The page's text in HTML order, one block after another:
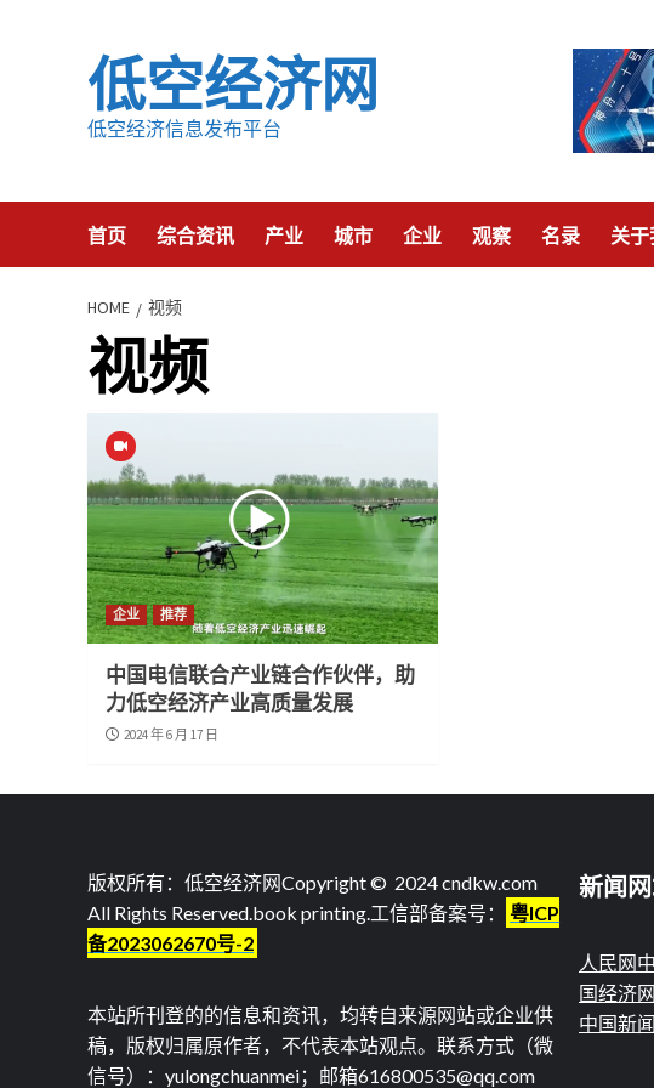
低空经济网
低空经济信息发布平台
首页 综合资讯 产业 城市 企业 观察 名录 关
HOME 视频
视频
企业 推荐
中国电信联合产业链合作伙伴，助
力低空经济产业高质量发展
2024 年 6 月 17 日
版权所有：低空经济网Copyright © 2024 cndkw.com
All Rights Reserved.book printing.工信部备案号：
粤ICP
备2023062670号-2
本站所刊登的的信息和资讯，均转自来源网站或企业供
稿，版权归属原作者，不代表本站观点。联系方式（微
信号）：yulongchuanmei；邮箱616800535@qq.com
新闻
人民网
国经济网
中国新